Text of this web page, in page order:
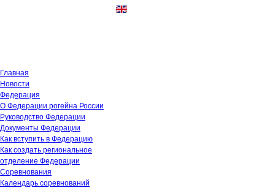
Главная
Новости
Федерация
О Федерации рогейна России
Руководство Федерации
Документы Федерации
Как вступить в Федерацию
Как создать региональное
отделение Федерации
Соревнования
Календарь соревнований